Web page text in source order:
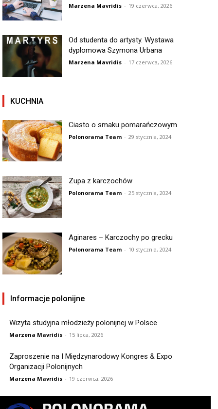
Marzena Mavridis - 19 czerwca, 2026
Od studenta do artysty. Wystawa
dyplomowa Szymona Urbana
Marzena Mavridis - 17 czerwca, 2026
KUCHNIA
Ciasto o smaku pomarańczowym
Polonorama Team - 29 stycznia, 2024
Zupa z karczochów
Polonorama Team - 25 stycznia, 2024
Aginares – Karczochy po grecku
Polonorama Team - 10 stycznia, 2024
Informacje polonijne
Wizyta studyjna młodzieży polonijnej w Polsce
Marzena Mavridis - 15 lipca, 2026
Zaproszenie na I Międzynarodowy Kongres & Expo
Organizacji Polonijnych
Marzena Mavridis - 19 czerwca, 2026